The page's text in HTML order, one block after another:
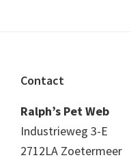
Footer
Contact
Ralph’s Pet Web
Industrieweg 3-E
2712LA Zoetermeer